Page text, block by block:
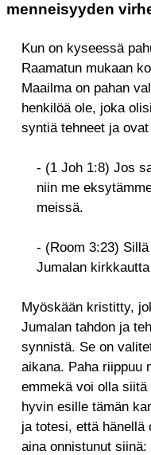
menneisyyden
Kun on kyseessä
Raamatun mukaan
Maailma on pahan
henkilöä ole, joka
syntiä tehneet ja
- (1 Joh 1:8) Jos
niin me
meissä.
- (Room 3:23)
Jumalan
Myöskään kristitty,
Jumalan tahdon ja
synnistä. Se on
aikana. Paha riippuu
emmekä voi olla
hyvin esille tämän
ja totesi, että hänellä
aina onnistunut siinä: